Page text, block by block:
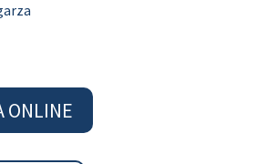
ONLINE